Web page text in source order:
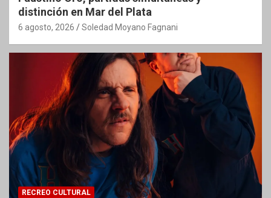
distinción en Mar del Plata
6 agosto, 2026 Soledad Moyano Fagnani
RECREO CULTURAL